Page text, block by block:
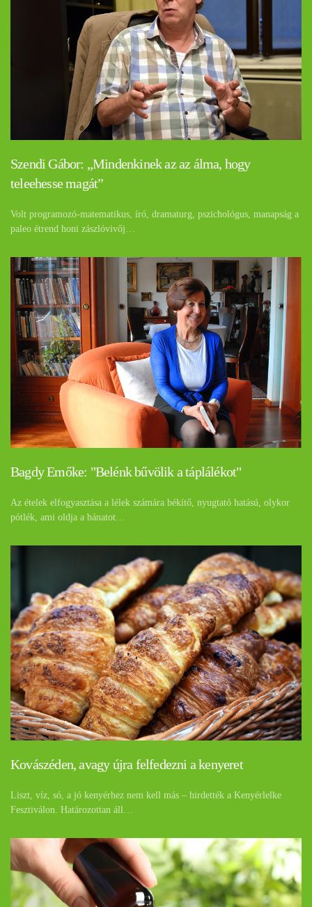
Szendi Gábor: „Mindenkinek az az álma, hogy
teleehesse magát”
Volt programozó-matematikus, író, dramaturg, pszichológus, manapság a
paleo étrend honi zászlóvivőj…
Bagdy Emőke: "Belénk bűvölik a táplálékot"
Az ételek elfogyasztása a lélek számára békítő, nyugtató hatású, olykor
pótlék, ami oldja a bánatot…
Kovászéden, avagy újra felfedezni a kenyeret
Liszt, víz, só, a jó kenyérhez nem kell más – hirdették a Kenyérlelke
Fesztiválon. Határozottan áll…